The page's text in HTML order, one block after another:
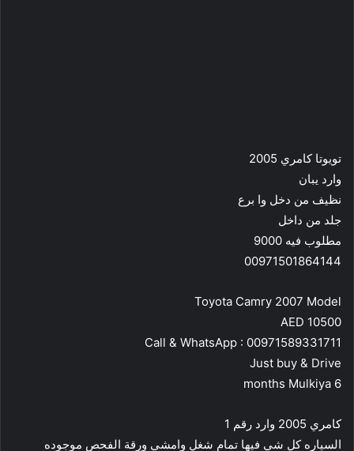
تويوتا كامري 2005
وارد يبان
نظيف من دخل وا برع
جلد من داخل
مطلوب فيه 9000
00971501864144
Toyota Camry 2007 Model
AED 10500
Call & WhatsApp : 00971589331711
Just buy & Drive
6 months Mulkiya
كامري 2005 وارد رقم 1
السياره كل شي فيها تمام شغل وامشي ورقة الفحص موجوده